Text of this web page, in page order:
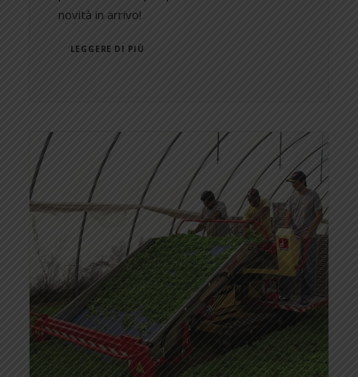
novità in arrivo!
LEGGERE DI PIÙ